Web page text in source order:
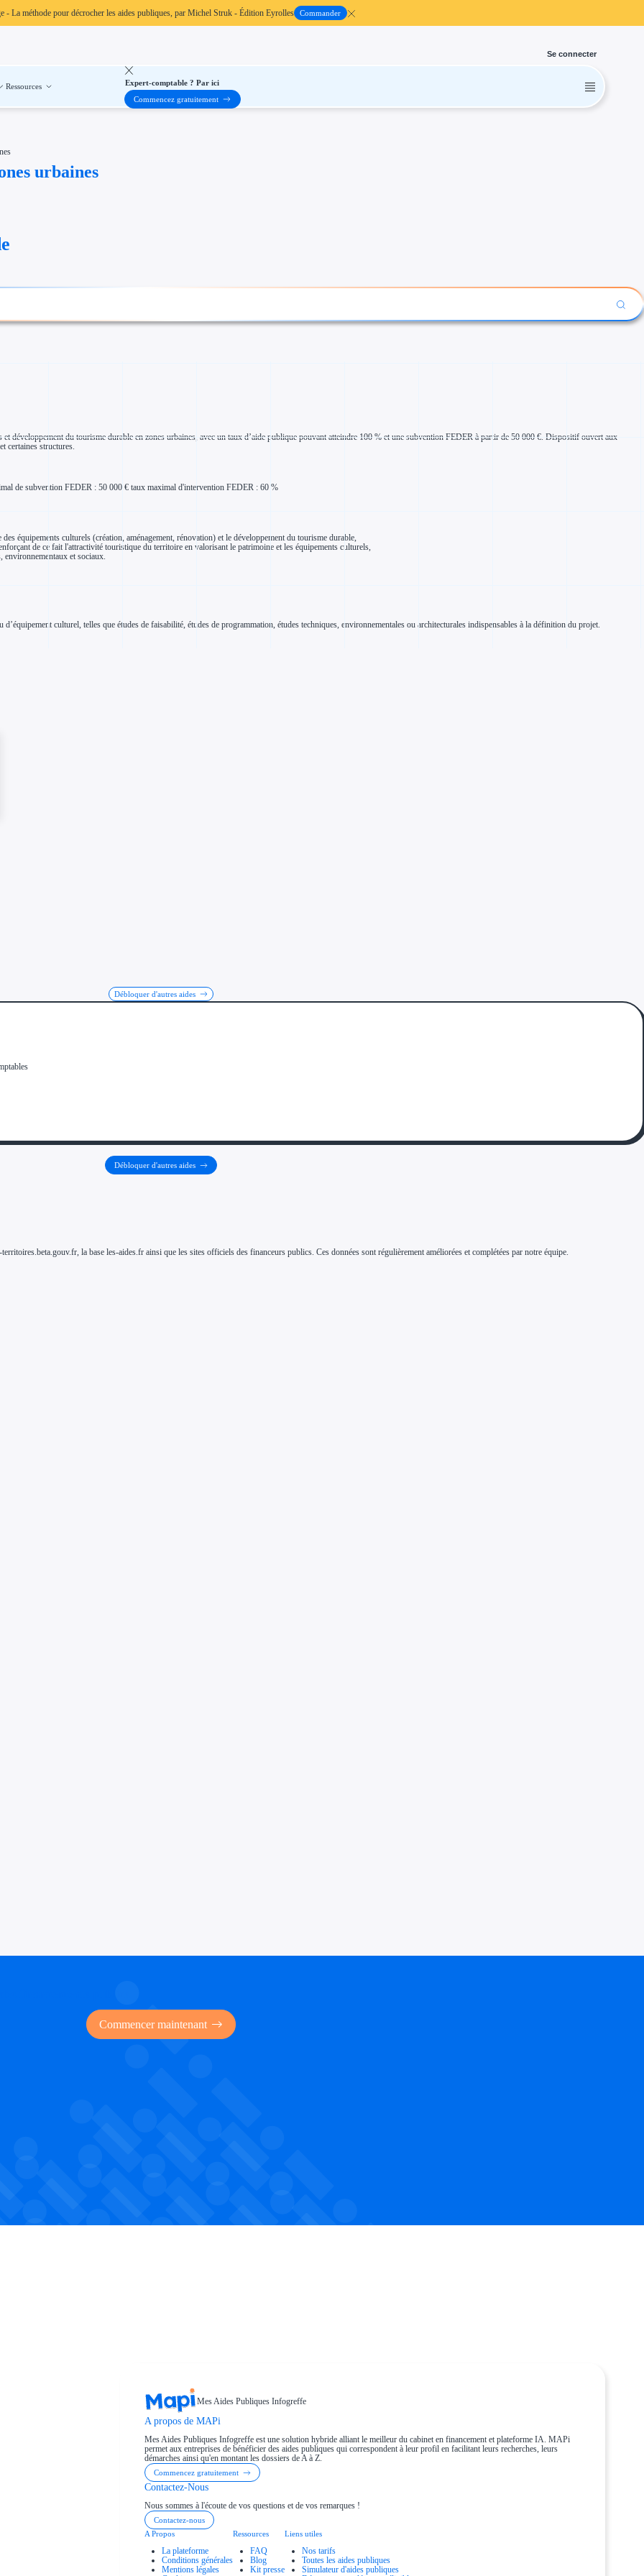
- La méthode pour décrocher les aides publiques, par Michel Struk - Édition Eyrolles Commander
Se connecter
Ressources
Expert-comptable ? Par ici
Commencez gratuitement
urbaines
développement du tourisme durable en zones urbaines, avec un taux d’aide publique pouvant atteindre 100 % et une subvention FEDER à partir de 50 000 €. Dispositif ouvert aux
certaines structures.
de subvention FEDER : 50 000 € taux maximal d'intervention FEDER : 60 %
équipements culturels (création, aménagement, rénovation) et le développement du tourisme durable,
de ce fait l'attractivité touristique du territoire en valorisant le patrimoine et les équipements culturels,
environnementaux et sociaux.
culturel, telles que études de faisabilité, études de programmation, études techniques, environnementales ou architecturales indispensables à la définition du projet.
Débloquer d'autres aides
Débloquer d'autres aides
la base les-aides.fr ainsi que les sites officiels des financeurs publics. Ces données sont régulièrement améliorées et complétées par notre équipe.
Commencer maintenant
Mes Aides Publiques Infogreffe
A propos de MAPi
Mes Aides Publiques Infogreffe est une solution hybride alliant le meilleur du cabinet en financement et plateforme IA. MAPi
permet aux entreprises de bénéficier des aides publiques qui correspondent à leur profil en facilitant leurs recherches, leurs
démarches ainsi qu'en montant les dossiers de A à Z.
Commencez gratuitement
Contactez-Nous
Nous sommes à l'écoute de vos questions et de vos remarques !
Contactez-nous
A Propos
La plateforme
Conditions générales
Mentions légales
Ressources
FAQ
Blog
Kit presse
Liens utiles
Nos tarifs
Toutes les aides publiques
Simulateur d'aides publiques